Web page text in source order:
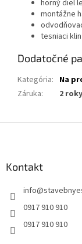
horný diel
montážne
tesniaci klin
Dodatočné
Kategória: Na
Záruka: 2 roky
Kontakt
info@
0917 910 910
0917 910 910